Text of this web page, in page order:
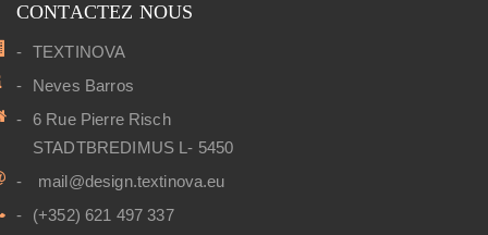
CONTACTEZ NOUS
TEXTINOVA
Neves Barros
6 Rue Pierre Risch
STADTBREDIMUS L- 5450
mail@design.textinova.eu
(+352) 621 497 337